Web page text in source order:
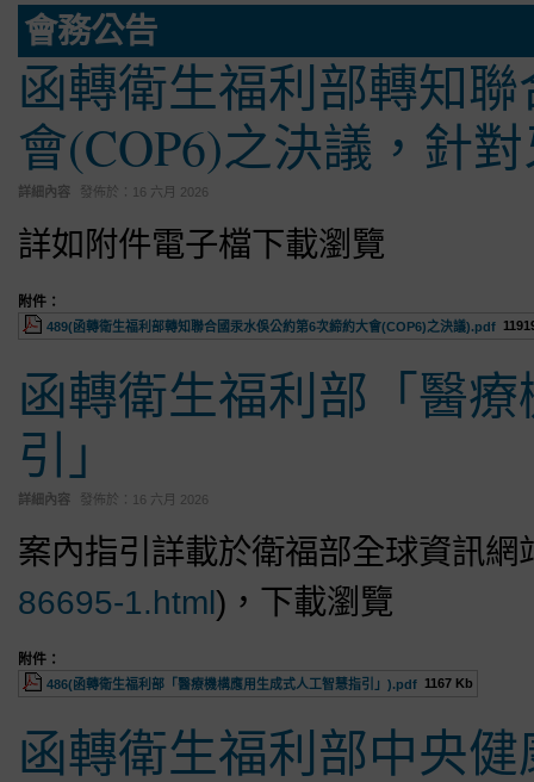
會務公告
函轉衛生福利部轉知
會(COP6)之決議，針
詳細內容 發佈於： 16 六月 2026
詳如附件電子檔下載瀏覽
附件：
489(函轉衛生福利部轉知聯合國汞水俁公約第6次締約大會(COP6)之決議).pdf
函轉衛生福利部「醫
引」
詳細內容 發佈於： 16 六月 2026
案內指引詳載於衛福部全球資訊網
86695-1.html)，下載瀏覽
附件：
486(函轉衛生福利部「醫療機構應用生成式人工智慧指引」).pdf 1167 Kb
函轉衛生福利部中央